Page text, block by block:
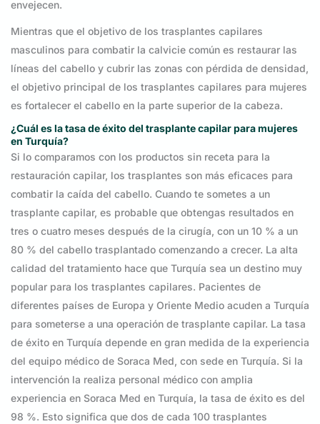
envejecen.
Mientras que el objetivo de los trasplantes capilares
masculinos para combatir la calvicie común es restaurar las
líneas del cabello y cubrir las zonas con pérdida de densidad,
el objetivo principal de los trasplantes capilares para mujeres
es fortalecer el cabello en la parte superior de la cabeza.
¿Cuál es la tasa de éxito del trasplante capilar para mujeres
en Turquía?
Si lo comparamos con los productos sin receta para la
restauración capilar, los trasplantes son más eficaces para
combatir la caída del cabello. Cuando te sometes a un
trasplante capilar, es probable que obtengas resultados en
tres o cuatro meses después de la cirugía, con un 10 % a un
80 % del cabello trasplantado comenzando a crecer. La alta
calidad del tratamiento hace que Turquía sea un destino muy
popular para los trasplantes capilares. Pacientes de
diferentes países de Europa y Oriente Medio acuden a Turquía
para someterse a una operación de trasplante capilar. La tasa
de éxito en Turquía depende en gran medida de la experiencia
del equipo médico de Soraca Med, con sede en Turquía. Si la
intervención la realiza personal médico con amplia
experiencia en Soraca Med en Turquía, la tasa de éxito es del
98 %. Esto significa que dos de cada 100 trasplantes